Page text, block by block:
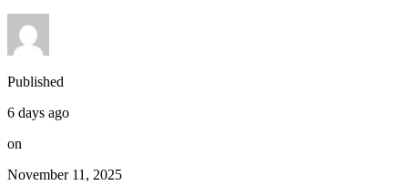
Published
6 days ago
on
November 11, 2025